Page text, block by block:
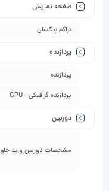
صفحه نمایش
تراکم پیکسلی
پردازنده
پردازنده
پردازنده گرافیکی - GPU
دوربین
مشخصات دوربین واید جلو